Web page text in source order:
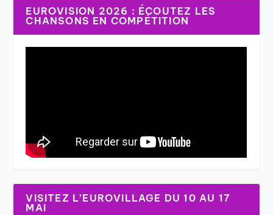
EUROVISION 2026 : ÉCOUTEZ LES
CHANSONS EN COMPÉTITION
VISITEZ L’EUROVILLAGE DU 10 AU 17
MAI